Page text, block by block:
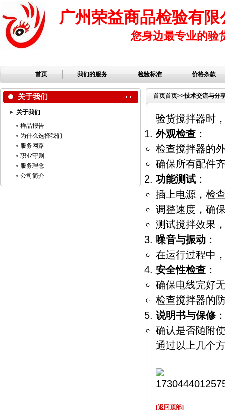
广州荣益商品检验有限
您身边最专业的验
首页 我们的服务 检验标准 价格条款
关于我们
关于我们
样品报告
为什么选择我们
服务网路
职业守则
服务理念
公司简介
首页首页>>技术交流与分
验货搅拌器时
外观检查 ：
检查搅拌器的
确保所有配件
功能测试 ：
插上电源，检
调整速度，确
测试搅拌效果
噪音与振动 ：
在运行过程中
安全性检查 ：
确保电线完好
检查搅拌器的
说明书与保修
确认是否随附
通过以上几个
[返回顶部]